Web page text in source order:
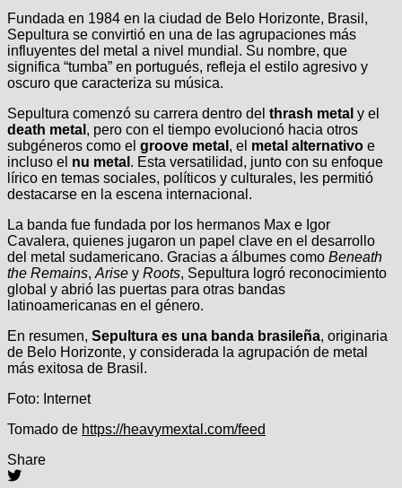
Fundada en 1984 en la ciudad de Belo Horizonte, Brasil,
Sepultura se convirtió en una de las agrupaciones más
influyentes del metal a nivel mundial. Su nombre, que
significa “tumba” en portugués, refleja el estilo agresivo y
oscuro que caracteriza su música.
Sepultura comenzó su carrera dentro del thrash metal y el
death metal , pero con el tiempo evolucionó hacia otros
subgéneros como el groove metal , el metal alternativo e
incluso el nu metal . Esta versatilidad, junto con su enfoque
lírico en temas sociales, políticos y culturales, les permitió
destacarse en la escena internacional.
La banda fue fundada por los hermanos Max e Igor
Cavalera, quienes jugaron un papel clave en el desarrollo
del metal sudamericano. Gracias a álbumes como Beneath
the Remains, Arise y Roots, Sepultura logró reconocimiento
global y abrió las puertas para otras bandas
latinoamericanas en el género.
En resumen, Sepultura es una banda brasileña, originaria
de Belo Horizonte, y considerada la agrupación de metal
más exitosa de Brasil.
Foto: Internet
Tomado de https://heavymextal.com/feed
Share